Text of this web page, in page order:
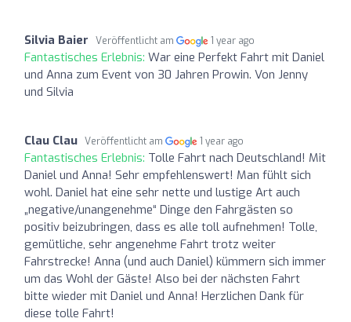
Silvia Baier Veröffentlicht am 1 year ago
Fantastisches Erlebnis: War eine Perfekt Fahrt mit Daniel
und Anna zum Event von 30 Jahren Prowin. Von Jenny
und Silvia
Clau Clau Veröffentlicht am 1 year ago
Fantastisches Erlebnis: Tolle Fahrt nach Deutschland! Mit
Daniel und Anna! Sehr empfehlenswert! Man fühlt sich
wohl. Daniel hat eine sehr nette und lustige Art auch
„negative/unangenehme“ Dinge den Fahrgästen so
positiv beizubringen, dass es alle toll aufnehmen! Tolle,
gemütliche, sehr angenehme Fahrt trotz weiter
Fahrstrecke! Anna (und auch Daniel) kümmern sich immer
um das Wohl der Gäste! Also bei der nächsten Fahrt
bitte wieder mit Daniel und Anna! Herzlichen Dank für
diese tolle Fahrt!